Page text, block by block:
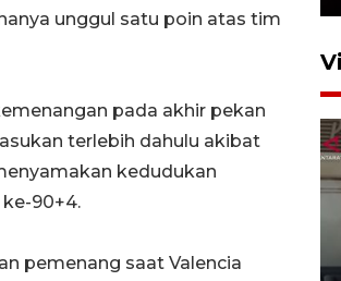
unggul satu poin atas tim
pada akhir pekan
terlebih dahulu akibat
kedudukan
90+4.
pemenang saat Valencia
rumah di Grand